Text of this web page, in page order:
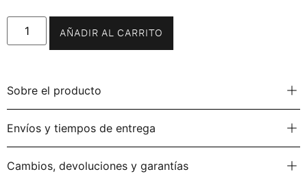
AÑADIR AL CARRITO
Sobre el producto
Envíos y tiempos de entrega
Cambios, devoluciones y garantías